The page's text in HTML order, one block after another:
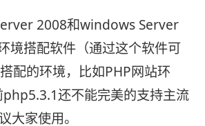
2008和windows Server
境搭配软件（通过这个软件可
配的环境，比如PHP网站环
还不能完美的支持主流
大家使用。